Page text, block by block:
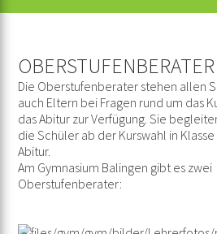
OBERSTUFENBERATER
Die Oberstufenberater stehen allen
auch Eltern bei Fragen rund um das
das Abitur zur Verfügung. Sie
die Schüler ab der Kurswahl in Klasse
Abitur.
Am Gymnasium Balingen gibt es zwei
Oberstufenberater: